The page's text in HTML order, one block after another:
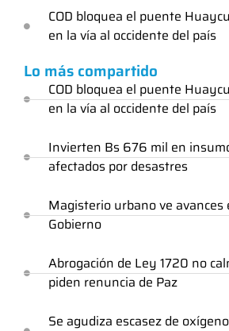
COD bloquea el puente
en la vía al occidente del país
Lo más compartido
COD bloquea el puente
en la vía al occidente del país
Invierten Bs 676 mil en
afectados por desastres
Magisterio urbano ve avances
Gobierno
Abrogación de Ley 1720 no
piden renuncia de Paz
Se agudiza escasez de